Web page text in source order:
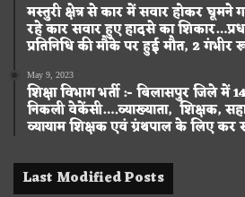
मस्तुरी क्षेत्र से कार में सवार होकर घूमने
रहे कार सवार हुए हादसे का
प्रतिनिधि की मौके पर हुई मौत, 2
May 9, 2023
शिक्षा विभाग भर्ती :- बिलासपुर जिले में
निकली वेकेंसी….व्याख्याता, शिक्षक,
व्यायाम शिक्षक एवं ग्रंथपाल के लिए
Last Modified Posts